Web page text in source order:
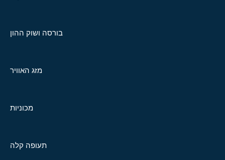
בורסה ושוק ההון
מזג האוויר
מכוניות
תעופה קלה